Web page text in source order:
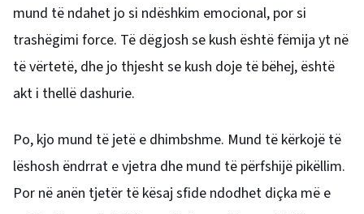
mund të ndahet jo si ndëshkim emocional, por si
trashëgimi force. Të dëgjosh se kush është fëmija yt në
të vërtetë, dhe jo thjesht se kush doje të bëhej, është
akt i thellë dashurie.
Po, kjo mund të jetë e dhimbshme. Mund të kërkojë të
lëshosh ëndrrat e vjetra dhe mund të përfshijë pikëllim.
Por në anën tjetër të kësaj sfide ndodhet diçka më e